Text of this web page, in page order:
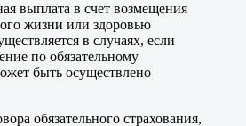
выплата в счет возмещения
жизни или здоровью
в случаях, если
по обязательному
быть осуществлено
обязательного страхования,